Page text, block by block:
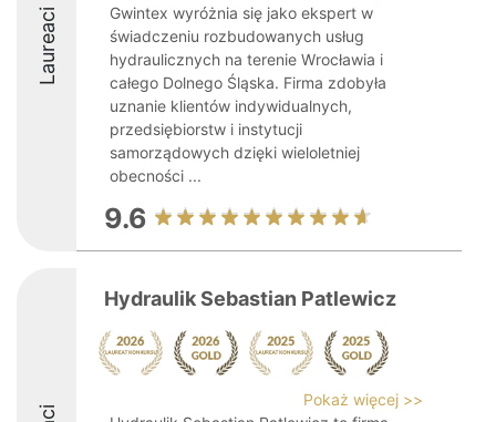
Laureaci
Gwintex wyróżnia się jako ekspert w
świadczeniu rozbudowanych usług
hydraulicznych na terenie Wrocławia i
całego Dolnego Śląska. Firma zdobyła
uznanie klientów indywidualnych,
przedsiębiorstw i instytucji
samorządowych dzięki wieloletniej
obecności ...
9.6
Hydraulik Sebastian Patlewicz
Pokaż więcej >>